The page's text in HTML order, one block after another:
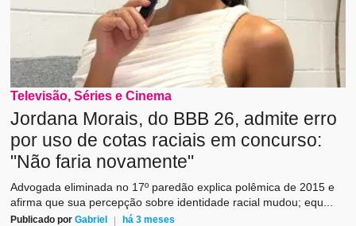
Televisão, Séries e Cinema
Jordana Morais, do BBB 26, admite erro
por uso de cotas raciais em concurso:
"Não faria novamente"
Advogada eliminada no 17º paredão explica polêmica de 2015 e
afirma que sua percepção sobre identidade racial mudou; equ...
Publicado porGabriel há 3 meses